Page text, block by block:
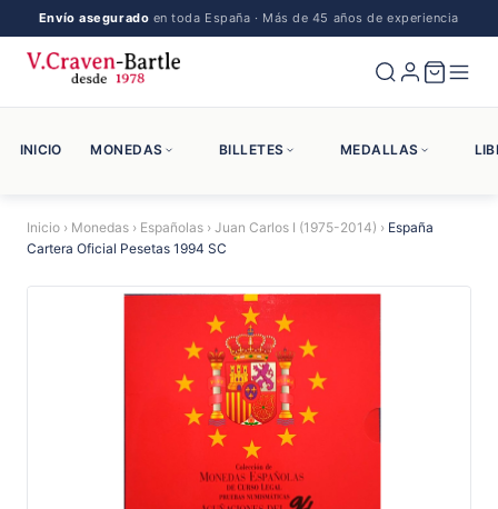
Envío asegurado en toda España · Más de 45 años de experiencia
INICIO MONEDAS BILLETES MEDALLAS
Inicio › Monedas › Españolas › Juan Carlos I (1975-2014) › España
Cartera Oficial Pesetas 1994 SC